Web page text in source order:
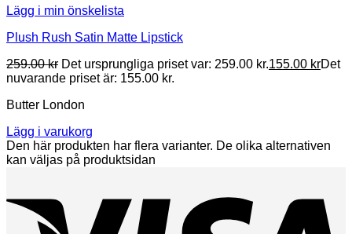
Lägg i min önskelista
Plush Rush Satin Matte Lipstick
259.00kr Det ursprungliga priset var: 259.00 kr.155.00 krDet
nuvarande priset är: 155.00 kr.
Butter London
Lägg i varukorg
Den här produkten har flera varianter. De olika alternativen
kan väljas på produktsidan